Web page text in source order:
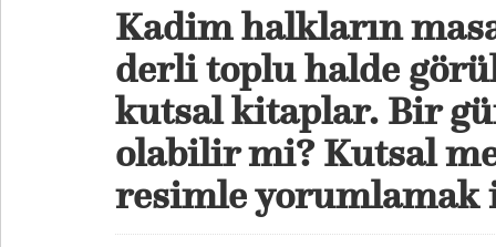
Kadim halkların
derli toplu halde
kutsal kitaplar. Bir
olabilir mi? Kutsal
resimle yorumlamak